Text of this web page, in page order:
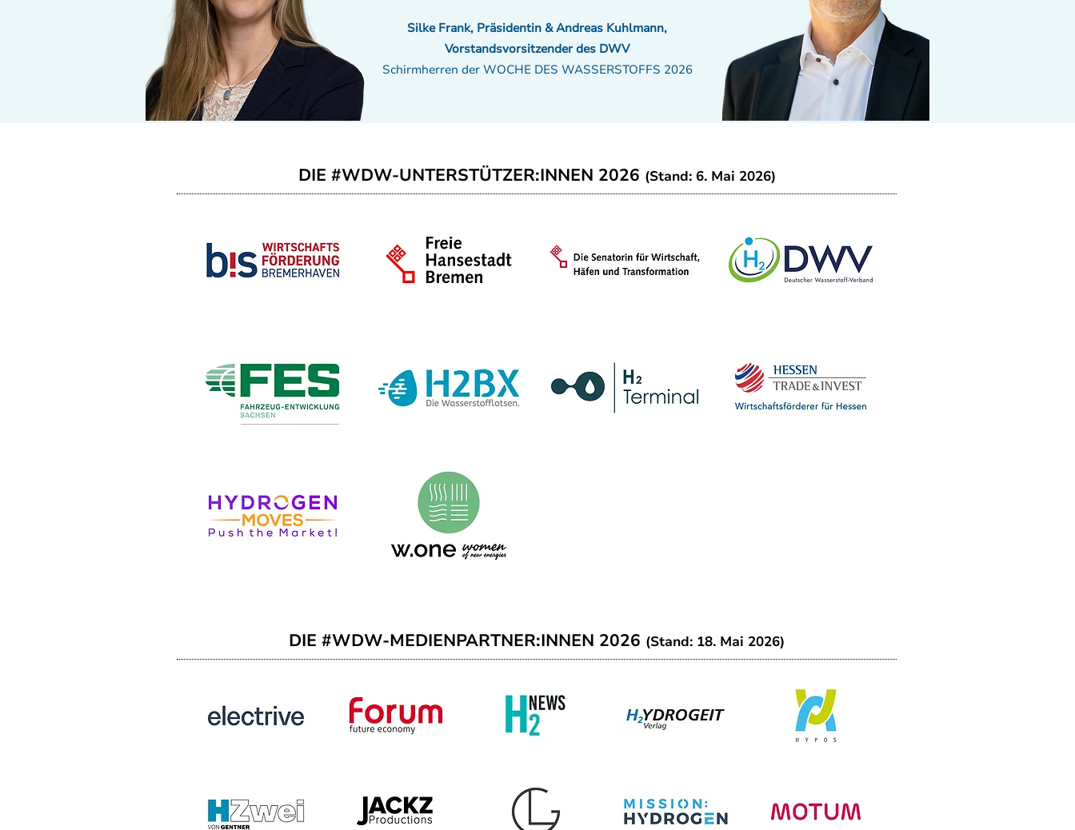
Silke Frank, Präsidentin & Andreas Kuhlmann,
Vorstandsvorsitzender des DWV
Schirmherren der WOCHE DES WASSERSTOFFS 2026
DIE #WDW-UNTERSTÜTZER:INNEN 2026 (Stand: 6. Mai 2026)
DIE #WDW-MEDIENPARTNER:INNEN 2026 (Stand: 18. Mai 2026)